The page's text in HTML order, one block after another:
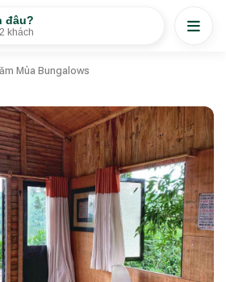
đâu?
2 khách
Mùa Bungalows